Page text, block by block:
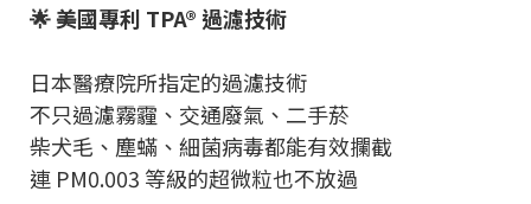
🌟 美國專利 TPA® 過濾技術
日本醫療院所指定的過濾技術
不只過濾霧霾、交通廢氣、二手菸
柴犬毛、塵蟎、細菌病毒都能有效攔截
連 PM0.003 等級的超微粒也不放過